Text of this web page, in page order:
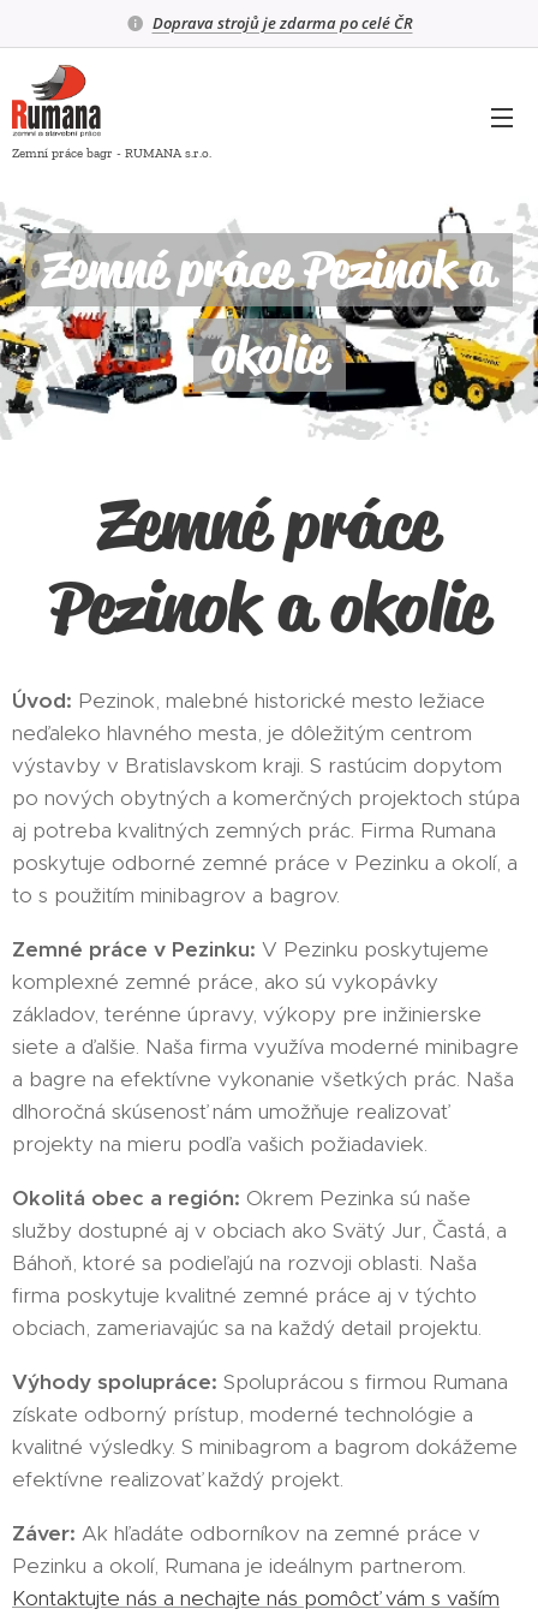
Doprava strojů je zdarma po celé ČR
Zemní práce bagr - RUMANA s.r.o.
Zemné práce Pezinok a
okolie
Zemné práce
Pezinok a okolie
Úvod: Pezinok, malebné historické mesto ležiace
neďaleko hlavného mesta, je dôležitým centrom
výstavby v Bratislavskom kraji. S rastúcim dopytom
po nových obytných a komerčných projektoch stúpa
aj potreba kvalitných zemných prác. Firma Rumana
poskytuje odborné zemné práce v Pezinku a okolí, a
to s použitím minibagrov a bagrov.
Zemné práce v Pezinku: V Pezinku poskytujeme
komplexné zemné práce, ako sú vykopávky
základov, terénne úpravy, výkopy pre inžinierske
siete a ďalšie. Naša firma využíva moderné minibagre
a bagre na efektívne vykonanie všetkých prác. Naša
dlhoročná skúsenosť nám umožňuje realizovať
projekty na mieru podľa vašich požiadaviek.
Okolitá obec a región: Okrem Pezinka sú naše
služby dostupné aj v obciach ako Svätý Jur, Častá, a
Báhoň, ktoré sa podieľajú na rozvoji oblasti. Naša
firma poskytuje kvalitné zemné práce aj v týchto
obciach, zameriavajúc sa na každý detail projektu.
Výhody spolupráce: Spoluprácou s firmou Rumana
získate odborný prístup, moderné technológie a
kvalitné výsledky. S minibagrom a bagrom dokážeme
efektívne realizovať každý projekt.
Záver: Ak hľadáte odborníkov na zemné práce v
Pezinku a okolí, Rumana je ideálnym partnerom.
Kontaktujte nás a nechajte nás pomôcť vám s vaším